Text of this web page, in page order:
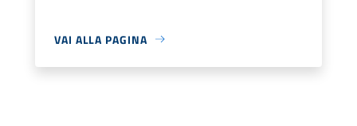
VAI ALLA PAGINA